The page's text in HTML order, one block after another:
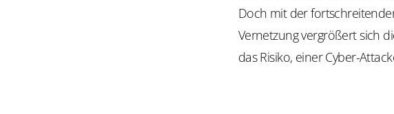
Doch mit der
Vernetzung vergrößert sich
das Risiko, einer Cyber-